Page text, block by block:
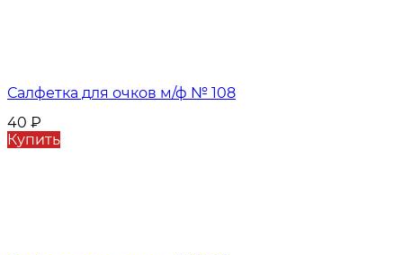
Салфетка для очков м/ф № 108
40 ₽
Купить